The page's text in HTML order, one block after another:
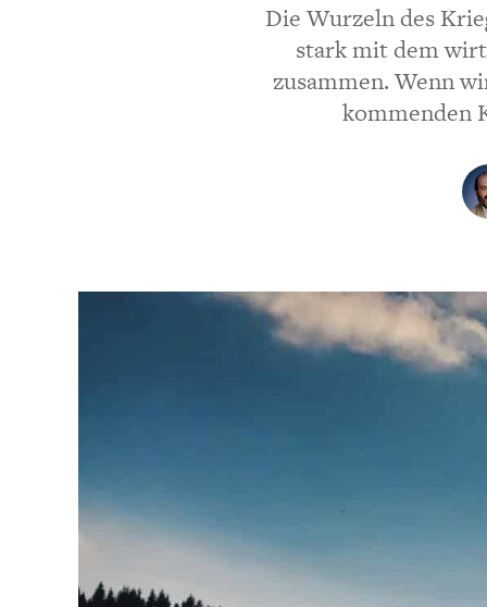
Die Wurzeln des
stark mit dem
zusammen. Wenn
kommenden
Johann Kuttner
Herzlichen Dank
die wertfreien